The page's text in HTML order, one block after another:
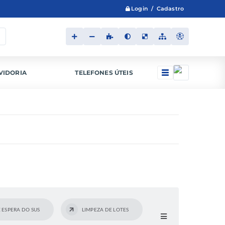
Login / Cadastro
TELEFONES ÚTEIS
DO SUS LIMPEZA DE LOTES